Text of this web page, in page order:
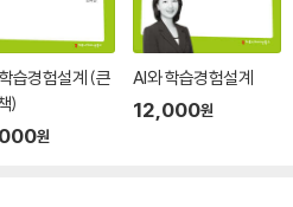
습경험설계 (큰
)
원
AI와 학습경험설계
12,000원